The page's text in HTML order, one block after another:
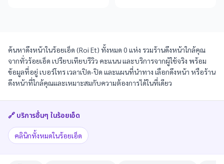
ค้นหาดึงหน้าในร้อยเอ็ด (Roi Et) ทั้งหมด 0 แห่ง รวมร้านดึงหน้าใกล้คุณ
จากทั่วร้อยเอ็ด เปรียบเทียบรีวิว คะแนน และบริการจากผู้ใช้จริง พร้อม
ข้อมูลที่อยู่ เบอร์โทร เวลาเปิด-ปิด และแผนที่นำทาง เลือกดึงหน้า หรือร้าน
ดึงหน้าที่ใกล้คุณและเหมาะสมกับความต้องการได้ในที่เดียว
🔗 บริการอื่นๆ ในร้อยเอ็ด
คลินิกทั้งหมดในร้อยเอ็ด